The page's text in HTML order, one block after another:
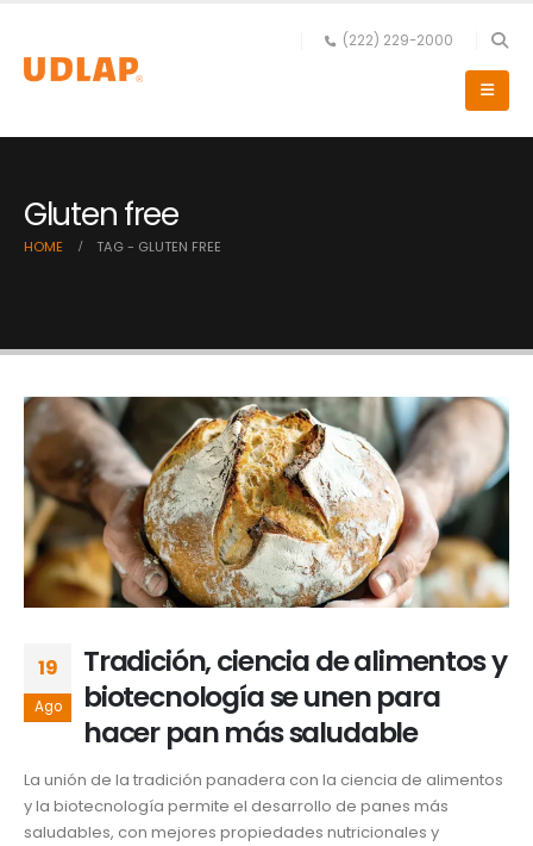
(222) 229-2000
Gluten free
HOME TAG - GLUTEN FREE
19
Ago
Tradición, ciencia de alimentos y
biotecnología se unen para
hacer pan más saludable
La unión de la tradición panadera con la ciencia de alimentos
y la biotecnología permite el desarrollo de panes más
saludables, con mejores propiedades nutricionales y